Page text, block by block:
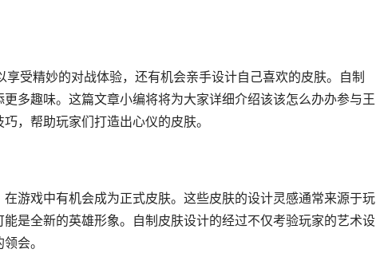
受精妙的对战体验，还有机会亲手设计自己喜欢的皮肤。自制
多趣味。这篇文章小编将将为大家详细介绍该该怎么办办参与王
，帮助玩家们打造出心仪的皮肤。
游戏中有机会成为正式皮肤。这些皮肤的设计灵感通常来源于玩
是全新的英雄形象。自制皮肤设计的经过不仅考验玩家的艺术设
会。